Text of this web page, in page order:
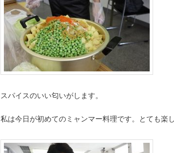
スパイスのいい匂いがします。
私は今日が初めてのミャンマー料理です。とても楽し